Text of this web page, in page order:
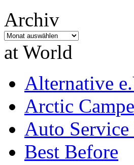
Archiv
Archiv
at World
Alternative
Arctic
Auto Service
Best Before